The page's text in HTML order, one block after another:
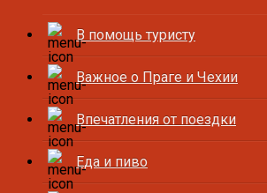
В помощь туристу
Важное о Праге и Чехии
Впечатления от поездки
Еда и пиво